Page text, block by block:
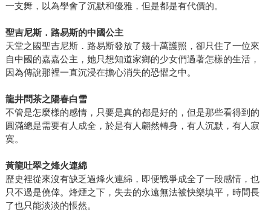
一支舞，以為學會了沉默和優雅，但是都是有代價的。
聖吉尼斯．路易斯的中國公主
天堂之國聖吉尼斯．路易斯發放了幾十萬護照，卻只住了一位來
自中國的嘉嘉公主，她只想知道家鄉的少女們過著怎樣的生活，
因為傳說那裡一直沉浸在擔心消失的恐懼之中。
龍井問茶之陽春白雪
不管是怎麼樣的感情，只要是真的都是好的，但是那些看得到的
圓滿總是需要有人成全，於是有人翩然轉身，有人沉默，有人寂
寞。
黃龍吐翠之烽火連綿
歷史裡從來沒有缺乏過烽火連綿，即便戰爭成全了一段感情，也
只不過是僥倖。烽煙之下，失去的永遠無法被快樂填平，時間長
了也只能淡淡的悵然。